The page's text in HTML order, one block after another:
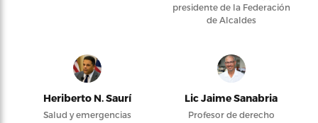
presidente de la Federación
de Alcaldes
Heriberto N. Saurí
Salud y emergencias
Lic Jaime Sanabria
Profesor de derecho